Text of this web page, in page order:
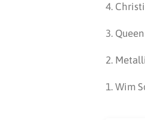
4.
3.
2.
1. Wim